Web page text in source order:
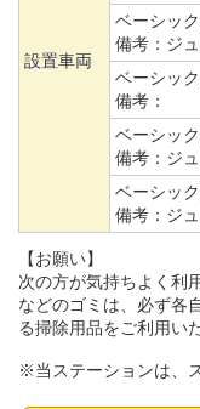
設置車両
ベーシッ
備考： ジ
ベーシッ
備考：
ベーシッ
備考： ジ
ベーシッ
備考： ジ
【お願い】
次の方が気持ちよく利
などのゴミは、必ず各
る掃除用品をご利用い
※当ステーションは、